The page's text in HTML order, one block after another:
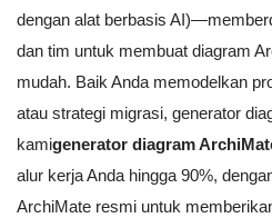
dengan alat berbasis
dan tim untuk membuat diagram
mudah. Baik Anda memodelkan
atau strategi migrasi, generator
kamigenerator diagram
alur kerja Anda hingga 90%,
ArchiMate resmi untuk